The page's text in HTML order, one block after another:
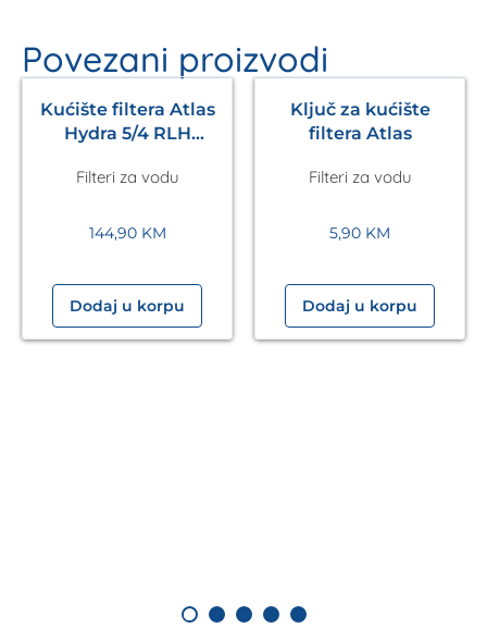
Povezani proizvodi
Kućište filtera Atlas
Hydra 5/4 RLH
Filteri za vodu
144,90 KM
Dodaj u korpu
Ključ za kućište
filtera Atlas
Filteri za vodu
5,90 KM
Dodaj u korpu